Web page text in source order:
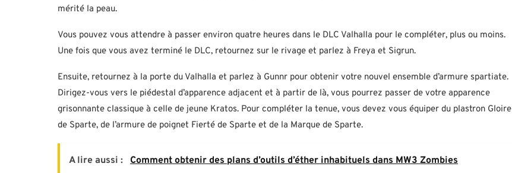
mérité la peau.
Vous pouvez vous attendre à passer environ quatre heures dans le DLC Valhalla pour le compléter, plus ou moins.
Une fois que vous avez terminé le DLC, retournez sur le rivage et parlez à Freya et Sigrun.
Ensuite, retournez à la porte du Valhalla et parlez à Gunnr pour obtenir votre nouvel ensemble d’armure spartiate.
Dirigez-vous vers le piédestal d’apparence adjacent et à partir de là, vous pourrez passer de votre apparence
grisonnante classique à celle de jeune Kratos. Pour compléter la tenue, vous devez vous équiper du plastron Gloire
de Sparte, de l’armure de poignet Fierté de Sparte et de la Marque de Sparte.
A lire aussi : Comment obtenir des plans d’outils d’éther inhabituels dans MW3 Zombies